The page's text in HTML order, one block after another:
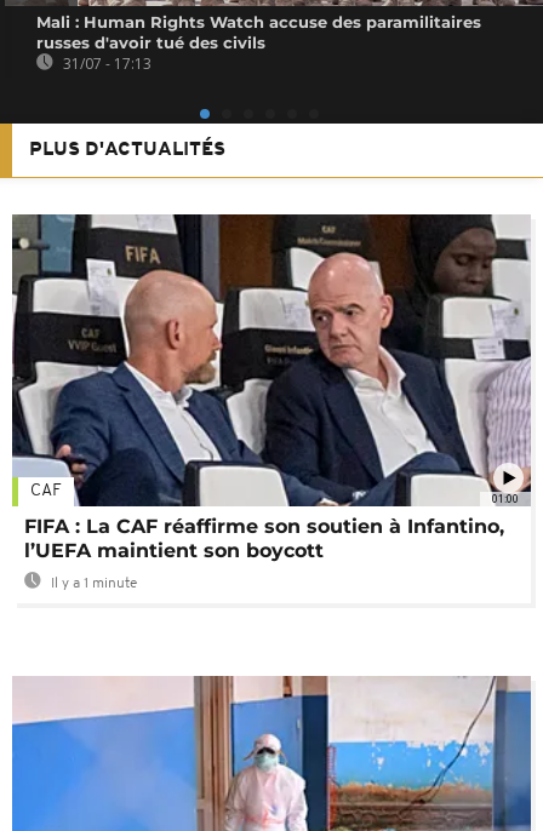
Mali : Human Rights Watch accuse des paramilitaires
russes d'avoir tué des civils
31/07 - 17:13
PLUS D'ACTUALITÉS
01:00
CAF
FIFA : La CAF réaffirme son soutien à Infantino,
l’UEFA maintient son boycott
Il y a 1 minute